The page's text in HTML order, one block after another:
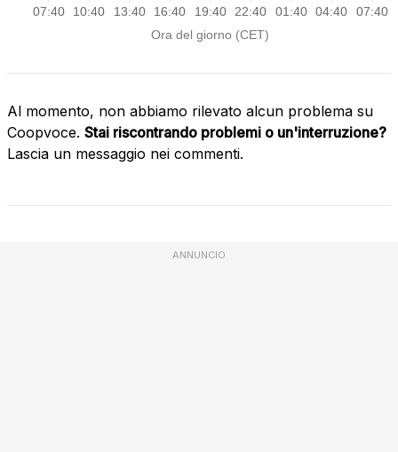
Al momento, non abbiamo rilevato alcun problema su
Coopvoce. Stai riscontrando problemi o un'interruzione?
Lascia un messaggio nei commenti.
ANNUNCIO